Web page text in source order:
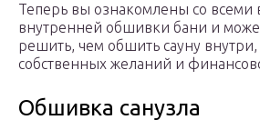
Теперь вы ознакомлены со всеми
внутренней обшивки бани и
решить, чем обшить сауну внутри,
собственных желаний и
Обшивка санузла